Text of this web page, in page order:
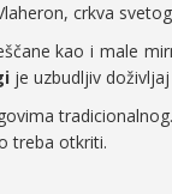
crkva
kao i male
je uzbudljiv
treba otkriti.